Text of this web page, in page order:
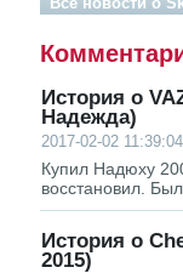
История о
Надежда)
2017-02-02 11:39:04
Купил Надюху
восстановил.
История о
2015)